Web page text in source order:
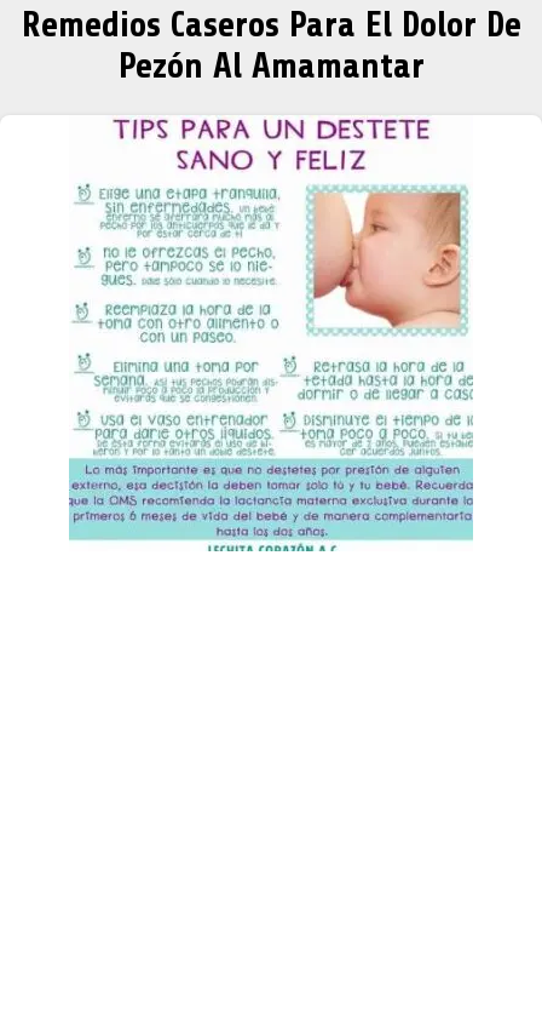
Remedios Caseros Para El Dolor De
Pezón Al Amamantar